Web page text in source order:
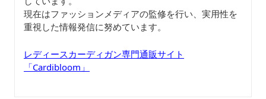
現在はファッションメディアの監修を行い、実用性を
重視した情報発信に努めています。
レディースカーディガン専門通販サイト
「Cardibloom」